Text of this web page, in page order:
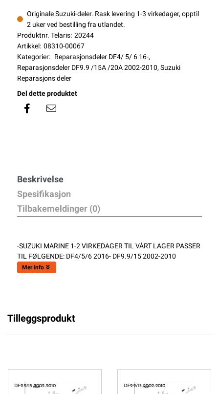
Originale Suzuki-deler. Rask levering 1-3 virkedager, opptil
2 uker ved bestilling fra utlandet.
Produktnr. Telaris: 20244
Artikkel: 08310-00067
Kategorier: Reparasjonsdeler DF4/ 5/ 6 16-,
Reparasjonsdeler DF9.9 /15A /20A 2002-2010, Suzuki
Reparasjons deler
Del dette produktet
Beskrivelse
Spesifikasjon
Tilbakemeldinger (0)
-SUZUKI MARINE 1-2 VIRKEDAGER TIL VÅRT LAGER PASSER
TIL FØLGENDE: DF4/5/6 2016- DF9.9/15 2002-2010
Mer info
Tilleggsprodukt